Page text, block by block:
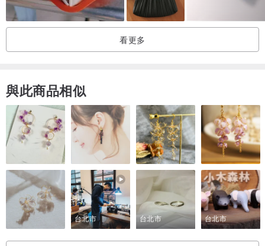
看更多
與此商品相似
台北市 台北市 台北市